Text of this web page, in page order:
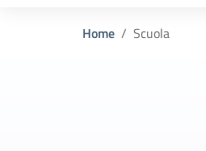
Home Scuola